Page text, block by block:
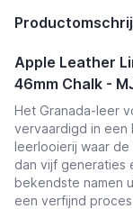
Apple Leather
46mm Chalk -
Het Granada-leer
vervaardigd in een
leerlooierij waar
dan vijf generaties
bekendste namen
een verfijnd